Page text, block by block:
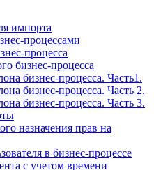
импорта
процессами
процесса
бизнес-процесса
бизнес-процесса. Часть1.
бизнес-процесса. Часть 2.
бизнес-процесса. Часть 3.
назначения прав на
в бизнес-процессе
с учетом времени